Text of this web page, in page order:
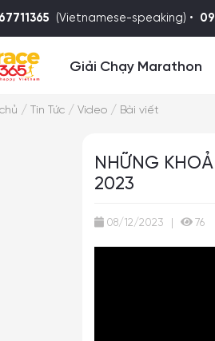
(Vietnamese-speaking) •
Giải Chạy Marathon
/ Tin Tức / Video / Bài viết
NHỮNG
2023
08/12/2023 | 76